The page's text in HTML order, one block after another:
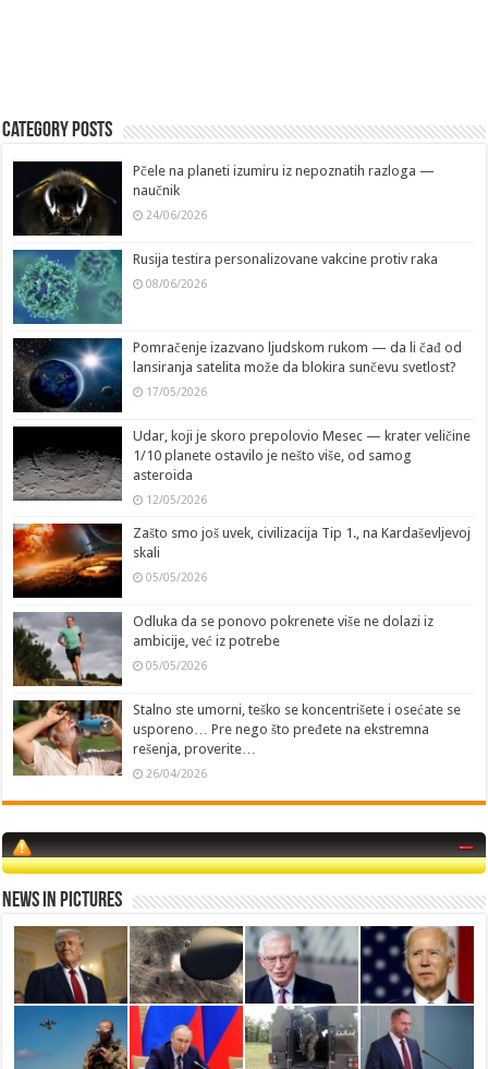
Category Posts
Pčele na planeti izumiru iz nepoznatih razloga —
naučnik
24/06/2026
Rusija testira personalizovane vakcine protiv raka
08/06/2026
Pomračenje izazvano ljudskom rukom — da li čađ od
lansiranja satelita može da blokira sunčevu svetlost?
17/05/2026
Udar, koji je skoro prepolovio Mesec — krater veličine
1/10 planete ostavilo je nešto više, od samog
asteroida
12/05/2026
Zašto smo još uvek, civilizacija Tip 1., na Kardaševljevoj
skali
05/05/2026
Odluka da se ponovo pokrenete više ne dolazi iz
ambicije, već iz potrebe
05/05/2026
Stalno ste umorni, teško se koncentrišete i osećate se
usporeno… Pre nego što pređete na ekstremna
rešenja, proverite…
26/04/2026
News in Pictures